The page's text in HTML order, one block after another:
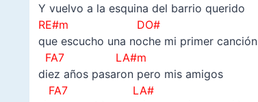
Y vuelvo a la esquina del barrio querido
RE#m DO#
que escucho una noche mi primer canción
FA7 LA#m
diez años pasaron pero mis amigos
FA7 LA#